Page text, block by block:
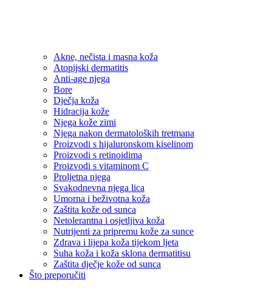
Akne, nečista i masna koža
Atopijski dermatitis
Anti-age njega
Bore
Dječja koža
Hidracija kože
Njega kože zimi
Njega nakon dermatoloških tretmana
Proizvodi s hijaluronskom kiselinom
Proizvodi s retinoidima
Proizvodi s vitaminom C
Proljetna njega
Svakodnevna njega lica
Umorna i beživotna koža
Zaštita kože od sunca
Netolerantna i osjetljiva koža
Nutrijenti za pripremu kože za sunce
Zdrava i lijepa koža tijekom ljeta
Suha koža i koža sklona dermatitisu
Zaštita dječje kože od sunca
Što preporučiti